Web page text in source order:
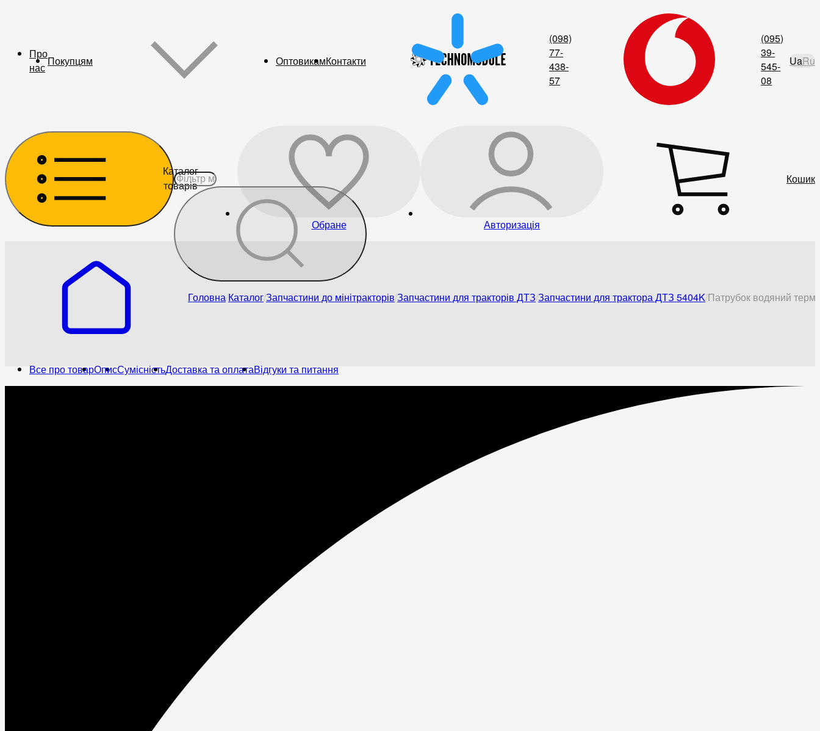
Про
нас Покупцям ОптовикамКонтакти
(098)
77-
438-
57
(095)
39-
545-
08
UaRu
Каталог
товарів
Обране Авторизація
Кошик
Головна КаталогЗапчастини до мінітракторів Запчастини для тракторів ДТЗ Запчастини для трактора ДТЗ 5404K Патрубок водяний
Все про товарОписСумісністьДоставка та оплатаВідгуки та питання